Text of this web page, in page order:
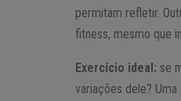
permitam refletir.
fitness, mesmo que
Exercício ideal: se
variações dele?